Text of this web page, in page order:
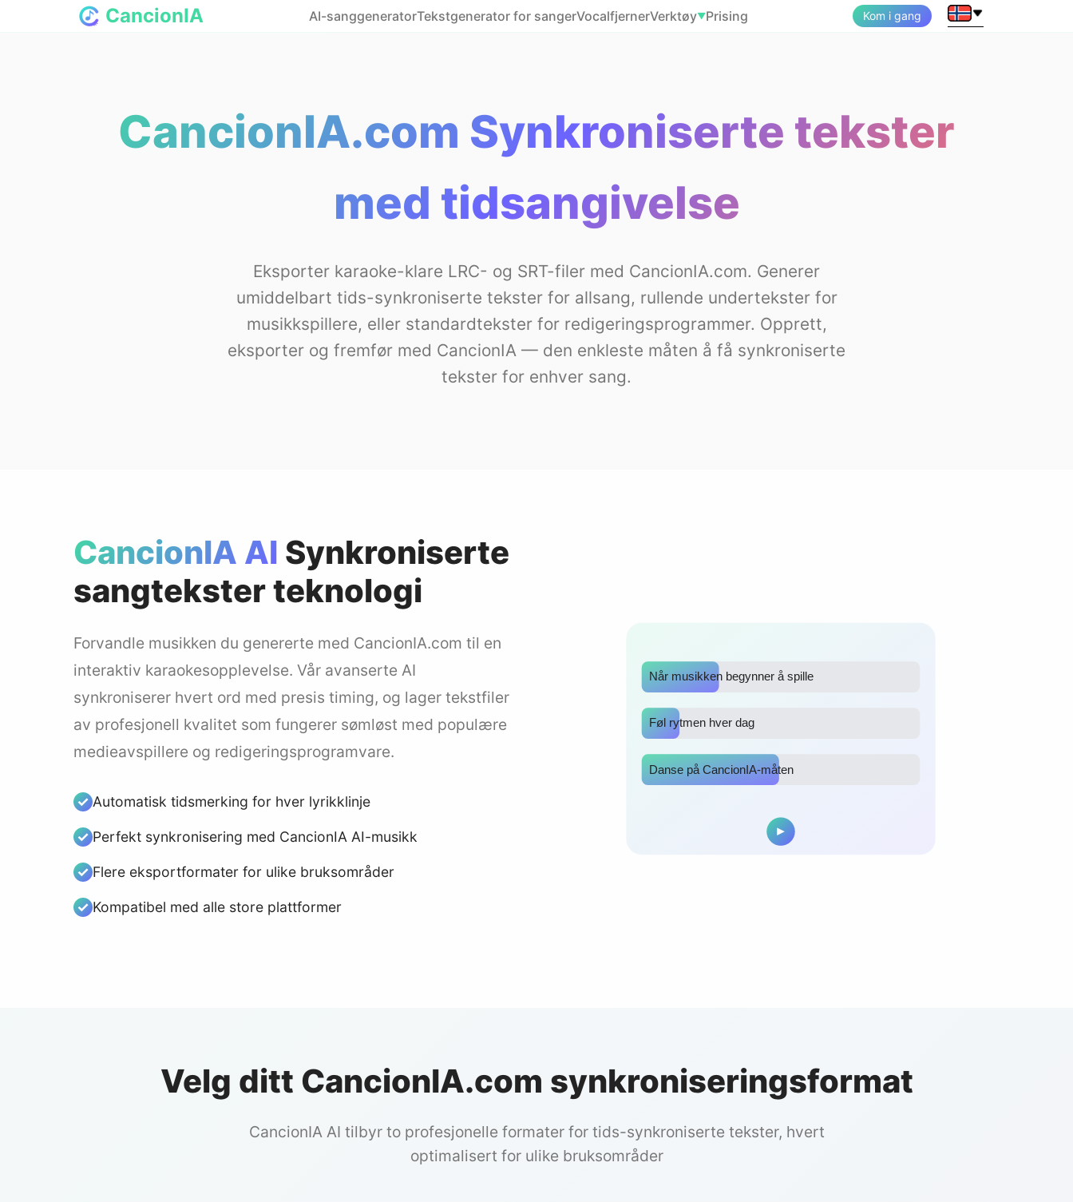
CancionIA AI-sanggeneratorTekstgenerator for sangerVocalfjernerVerktøy▼Prising Kom i gang
CancionIA.com Synkroniserte tekster
med tidsangivelse
Eksporter karaoke-klare LRC- og SRT-filer med CancionIA.com. Generer
umiddelbart tids-synkroniserte tekster for allsang, rullende undertekster for
musikkspillere, eller standardtekster for redigeringsprogrammer. Opprett,
eksporter og fremfør med CancionIA — den enkleste måten å få synkroniserte
tekster for enhver sang.
CancionIA AI Synkroniserte
sangtekster teknologi
Forvandle musikken du genererte med CancionIA.com til en
interaktiv karaokesopplevelse. Vår avanserte AI
synkroniserer hvert ord med presis timing, og lager tekstfiler
av profesjonell kvalitet som fungerer sømløst med populære
medieavspillere og redigeringsprogramvare.
Automatisk tidsmerking for hver lyrikklinje
Perfekt synkronisering med CancionIA AI-musikk
Flere eksportformater for ulike bruksområder
Kompatibel med alle store plattformer
Når musikken begynner å spille
Føl rytmen hver dag
Danse på CancionIA-måten
Velg ditt CancionIA.com synkroniseringsformat
CancionIA AI tilbyr to profesjonelle formater for tids-synkroniserte tekster, hvert
optimalisert for ulike bruksområder